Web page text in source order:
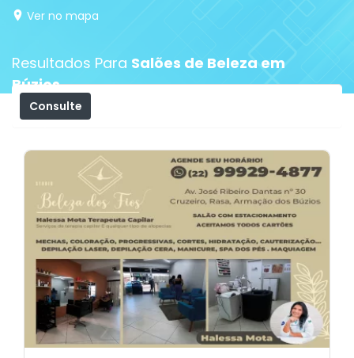
Ver no mapa
Resultados Para Salões de Beleza em
Búzios
Consulte